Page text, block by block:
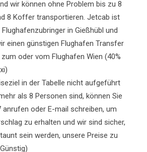
wir können ohne Problem bis zu 8
8 Koffer transportieren. Jetcab ist
in Gießhübl und
einen günstigen Flughafen Transfer
oder vom Flughafen Wien (40%
in der Tabelle nicht aufgeführt
als 8 Personen sind, können Sie
oder E-mail schreiben, um
zu erhalten und wir sind sicher,
sein werden, unsere Preise zu